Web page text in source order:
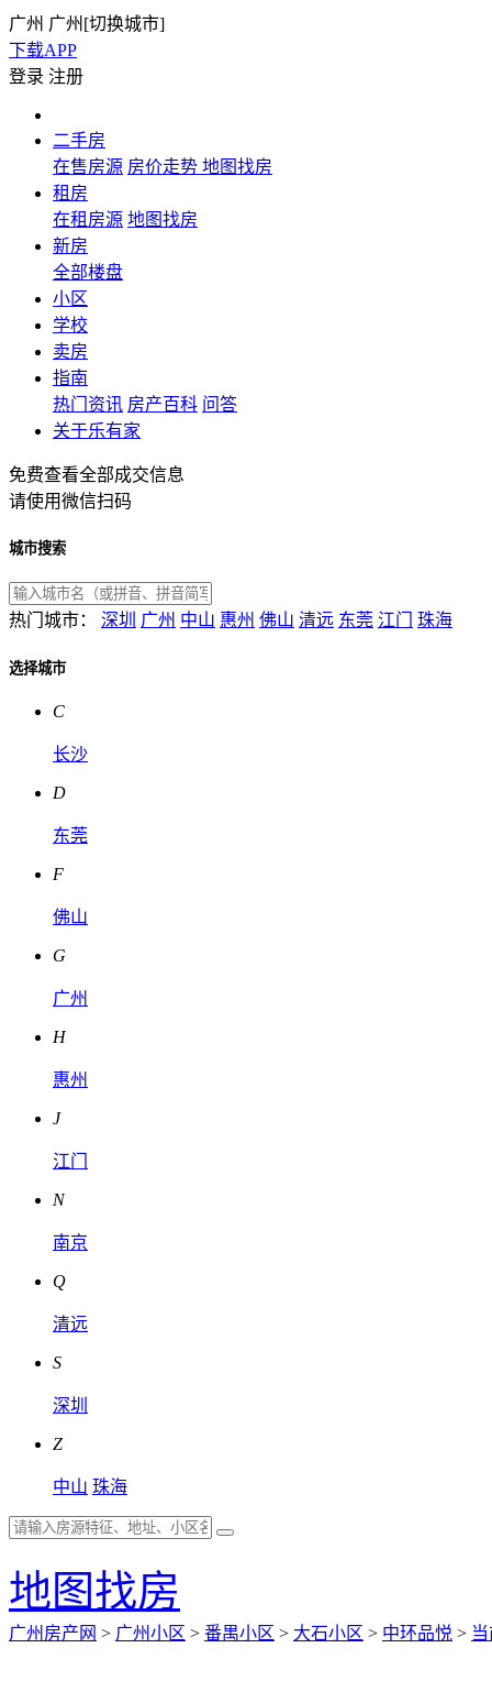
广州 广州[切换城市]
下载APP
登录 注册
二手房
在售房源 房价走势 地图找房
租房
在租房源 地图找房
新房
全部楼盘
小区
学校
卖房
指南
热门资讯 房产百科 问答
关于乐有家
免费查看全部成交信息
请使用微信扫码
城市搜索
热门城市： 深圳 广州 中山 惠州 佛山 清远 东莞 江门 珠海
选择城市
C
长沙
D
东莞
F
佛山
G
广州
H
惠州
J
江门
N
南京
Q
清远
S
深圳
Z
中山 珠海
地图找房
广州房产网 > 广州小区 > 番禺小区 > 大石小区 > 中环品悦 >